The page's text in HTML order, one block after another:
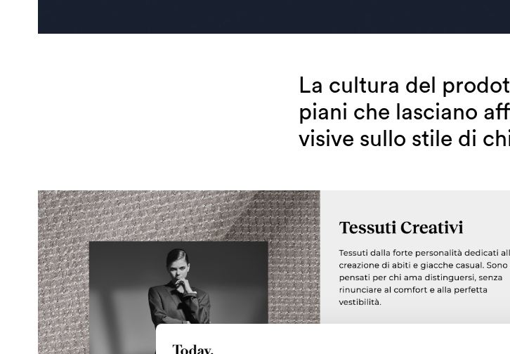
La cultura del
piani che lasciano
visive sullo stile di